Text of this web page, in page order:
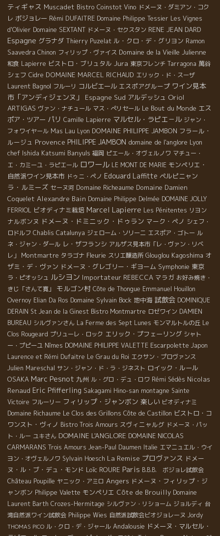
ティギャス Muscadet Bistro Coinstot Vino ドメーヌ・ダミアン・コク
レ ボジョレー Rémi DUFAITRE Domaine Philippe Tessier Les Vignes
d'Olivier Domaine SEXTANT ドメーヌ・セクスタン RENE JEAN DARD
Espagne グラナダ Thierry Puzelat ル・クロ・デ・グリヨン Ramon
Saavedra Chinon フィリップ・ヴァイス Domaine de la Vieille Julienne
和食 Lapierre ビストロ・ブリュタル Jura 東京フレンチ Tarragona 萬谷
シェフ Cidre DOMAINE MARCEL RICHAUD エリック・ド・スーザ
Laurent Bagnol フルーリ コルビエール エスポアグループ ワイン見本
市「アンディジェンヌ」
Espagne Sud アルデッシュ Oriol
ARTIGAS ヴァン・ナチュール マス・ぺリセール Le Bout du Monde エス
ポア・ツアー パリ Camille Lapierre マルセル・ラピエ－ル ジャン・
フォワイヤール Mas Lau Lyon DOMAINE PHILIPPE JAMBON フラール・
ルージュ Provence PHILIPPE JAMBON domaine de l'anglore Lyon
chef Ishida Katsumi Banyuls 福岡 ピエール・オヴェルノワ マチュー・
エ・カミーユ・ラピエール ロワール LE MONT DE MARIE モンペリエ・
自然派ワイン見本市 ドゥニ・ペノ Edouard Laffitte ペルピニャン
ラ・ルミーズ セーヌ河 Domaine Richeaume Domaine Damien
Coquelet Alexandre Bain Domaine Philippe Delmée DOMAINE JOLLY
FERRIOL ビオディナミ栽培 Marcel Lapierre Les Pénitentes リヨン
ナルボンヌ ドメーヌ・ドミニック・ドゥラン マーク・ペノ シェフ・
ロドルフ Chablis Catalunya ジェローム・ソリーニ エスポア・ゴトー ル
ネ・ジャン・ダール レ・ザフランシ アルザス見本市「レ・ヴァン・リベ
レ」
Montmartre タラゴナ Fleurie スリエ醸造所 Glouglou Kagoshima オ
ザミ・デ・ヴァン ドメーヌ・グレゴリー・ギヨーム Symphonie 東京
ラ・ピオッシュ ルシヨン Importateur REBECCA マラガ お好み焼き・
きじ「さんて寛」
モルゴン村 Côte de Thongue Emmanuel Houillon
Overnoy Elian Da Ros Domaine Sylvain Bock 地中海 試飲会 DOMINIQUE
DERAIN St Jean de la Ginest Bistro Montmartre ロゼワイン DAMIEN
BUREAU シルヴァンさん La Ferme des Sept Lunes モンマルトルの丘 Le
Clos Rougeard プリューレ・ロック エリック・プフェーリング シャト
ー・プピーユ Nîmes DOMAINE PHILIPPE VALETTE Escarpolette Japon
Laurence et Rémi Dufaitre Le Grau du Roi エクサン・プロヴァンス
Julien Mareschal サン・ジャン・ド・ラ・ジネスト ロイック・ルール
OSAKA Marc Pesnot 九州 ル・グロ・デュ・ロワ Rémi Sédès Nicolas
Renaud Eric Pfifferling Sakagami Hino-san montagne Sainte
Victoire フルーリー フィリップ・ジャンボン 楽しい ビオディナミ
Domaine Richaume Le Clos des Grillons Côte de Castillon ビストロ・コ
ワンスト・ヴィノ Bistro Trois Amours スヴィニャルグ ドメーヌ・パッ
ト・ルー ユキさん DOMAINE L'ANGLORE DOMAINE NICOLAS
CARMARANS Trois Amours Jean-Paul Daumen Italie エマニュエル・ウイ
ヨン・オヴェルノワ Sylvain Hoesch La Remise プロヴァンス ドメー
ヌ・ル・ブ・デュ・モンド Loïc ROURE Paris B.B.B. ボジョレ試飲会
Château Poupille ヤニック・アミロ Angers ドメーヌ・フィリップ・ジ
ャンボン Philippe Valette モンペリエ Côte de Brouilly Domaine
Laurent Barth Crozes-Hermitage シルヴァン・リショーム ジョルディ 台
湾自然派ワイン試飲会 Philippe Wies 自然派試飲会ビオジョレーヌ Jordy
THOMAS PICO ル・クロ・デ・ジャール Andalousie ドメーヌ・マルセル・